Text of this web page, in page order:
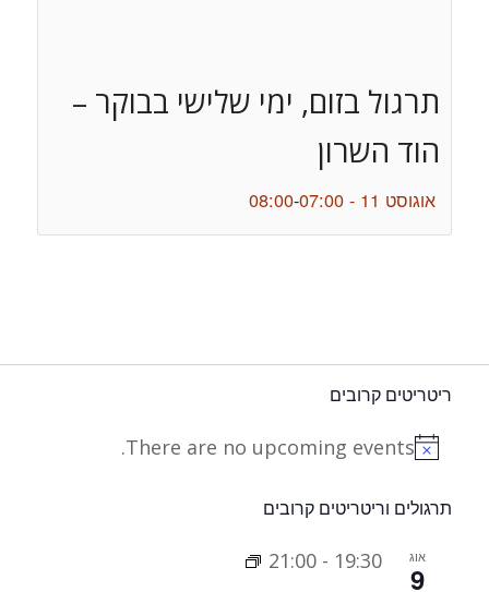
תרגול בזום, ימי שלישי בבוקר –
הוד השרון
אוגוסט 11 - 07:00 -
08:00
ריטריטים קרובים
Notice
There are no upcoming events.
תרגולים וריטריטים קרובים
אוג
9
19:30
-
21:00